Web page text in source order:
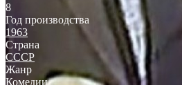
8
Год производства
1963
Страна
СССР
Жанр
Комедии